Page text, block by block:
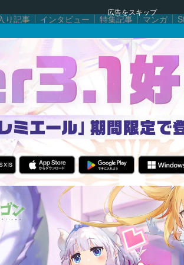
広告をスキップ
り記事 インタビュー 特集記事 マンガ